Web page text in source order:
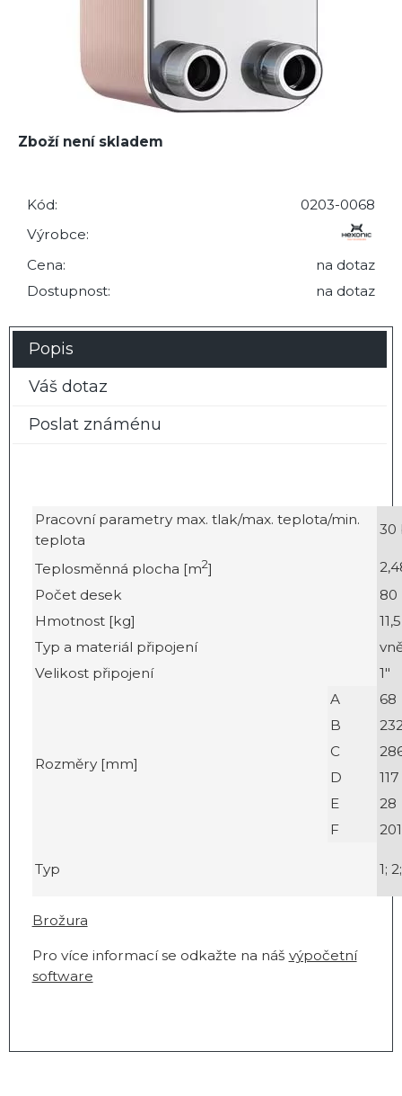
Zboží není skladem
Kód:
0203-0068
Výrobce:
Cena:
na dotaz
Dostupnost:
na dotaz
Popis
Váš dotaz
Poslat známénu
Pracovní parametry max. tlak/max. teplota/min.
teplota
30
Teplosměnná plocha [m2]
Počet desek
80
Hmotnost [kg]
11,5
Typ a materiál připojení
Velikost připojení
1"
Rozměry [mm]
A
68
B
C
D
117
E
28
F
201
Typ 1;
Brožura
Pro více informací se odkažte na náš výpočetní
software